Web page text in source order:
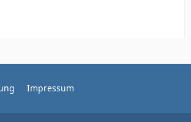
Impressum